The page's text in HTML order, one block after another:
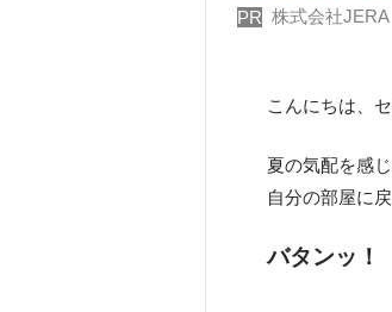
PR 株式会社JERA
こんにちは、
夏の気配を感
自分の部屋に
バタンッ！